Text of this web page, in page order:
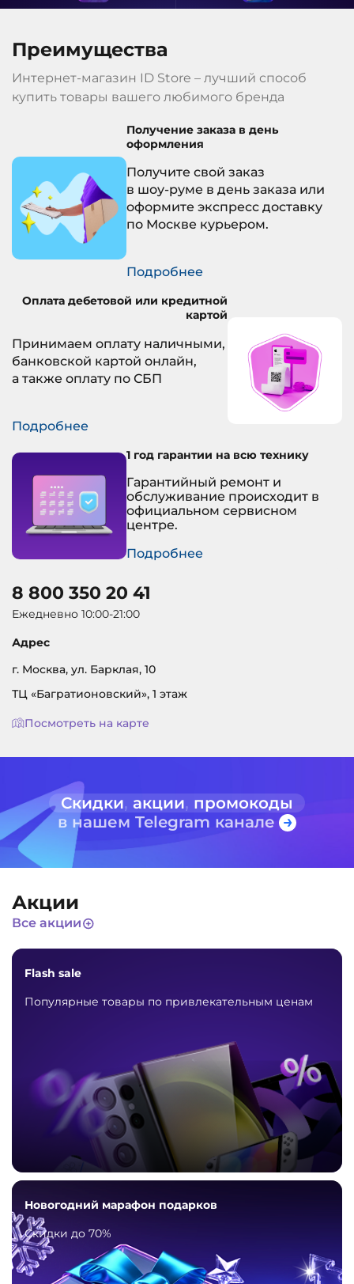
Преимущества
Интернет-магазин ID Store – лучший способ
купить товары вашего любимого бренда
Получение заказа в день
оформления
Получите свой заказ
в шоу-руме в день заказа или
оформите экспресс доставку
по Москве курьером.
Подробнее
Оплата дебетовой или кредитной
картой
Принимаем оплату наличными,
банковской картой онлайн,
а также оплату по СБП
Подробнее
1 год гарантии на всю технику
Гарантийный ремонт и
обслуживание происходит в
официальном сервисном
центре.
Подробнее
8 800 350 20 41
Ежедневно 10:00-21:00
Адрес
г. Москва, ул. Барклая, 10
ТЦ «Багратионовский», 1 этаж
Посмотреть на карте
Скидки, акции, промокоды
в нашем Telegram канале
Акции
Все акции
Flash sale
Популярные товары по привлекательным ценам
Новогодний марафон подарков
Скидки до 70%